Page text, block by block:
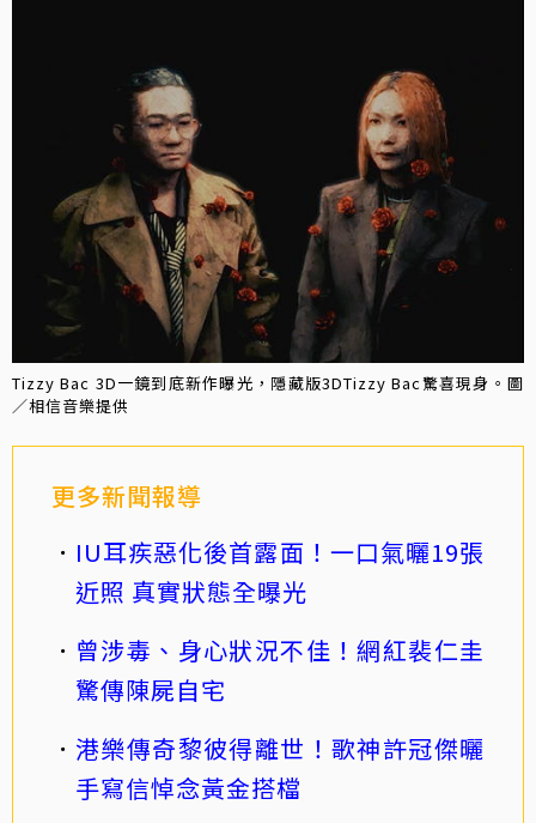
Tizzy Bac 3D一鏡到底新作曝光，隱藏版3DTizzy Bac驚喜現身。圖
／相信音樂提供
更多新聞報導
IU耳疾惡化後首露面！一口氣曬19張
近照 真實狀態全曝光
曾涉毒、身心狀況不佳！網紅裴仁圭
驚傳陳屍自宅
港樂傳奇黎彼得離世！歌神許冠傑曬
手寫信悼念黃金搭檔